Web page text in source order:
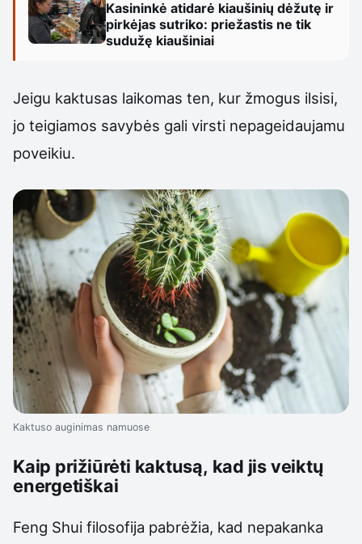
Kasininkė atidarė kiaušinių dėžutę ir
pirkėjas sutriko: priežastis ne tik
sudužę kiaušiniai
Jeigu kaktusas laikomas ten, kur žmogus ilsisi,
jo teigiamos savybės gali virsti nepageidaujamu
poveikiu.
Kaktuso auginimas namuose
Kaip prižiūrėti kaktusą, kad jis veiktų
energetiškai
Feng Shui filosofija pabrėžia, kad nepakanka